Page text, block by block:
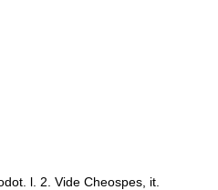
l. 2. Vide Cheospes, it.